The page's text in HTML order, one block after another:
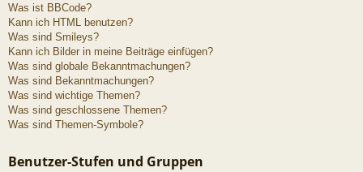
Was ist BBCode?
Kann ich HTML benutzen?
Was sind Smileys?
Kann ich Bilder in meine Beiträge einfügen?
Was sind globale Bekanntmachungen?
Was sind Bekanntmachungen?
Was sind wichtige Themen?
Was sind geschlossene Themen?
Was sind Themen-Symbole?
Benutzer-Stufen und Gruppen